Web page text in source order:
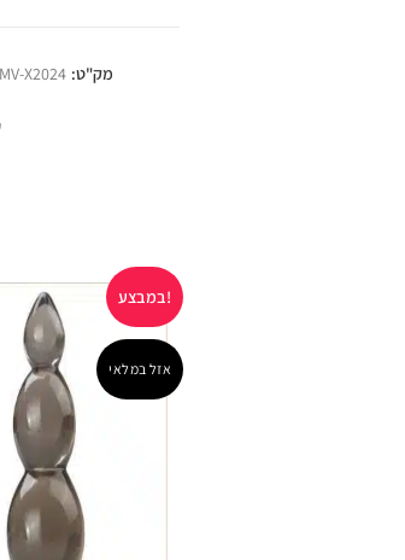
מק"ט: MV-X2024
במבצע!
אזל במלאי